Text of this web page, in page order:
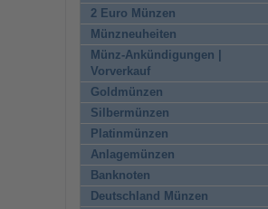
2 Euro Münzen
Münzneuheiten
Münz-Ankündigungen |
Vorverkauf
Goldmünzen
Silbermünzen
Platinmünzen
Anlagemünzen
Banknoten
Deutschland Münzen